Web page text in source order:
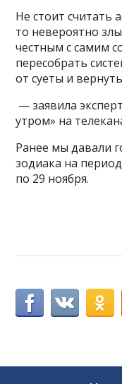
Не стоит считать
то невероятно
честным с самим
пересобрать
от суеты и
— заявила
утром» на
Ранее мы давали
зодиака на
по 29 ноября.